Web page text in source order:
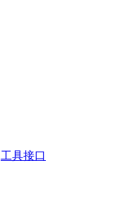
工具接口